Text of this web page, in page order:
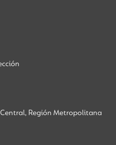
Región Metropolitana